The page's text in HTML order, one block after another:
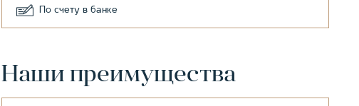
По счету в банке
Наши преимущества